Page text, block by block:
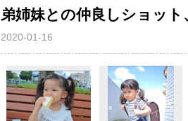
弟姉妹との仲良しショット
2020-01-16